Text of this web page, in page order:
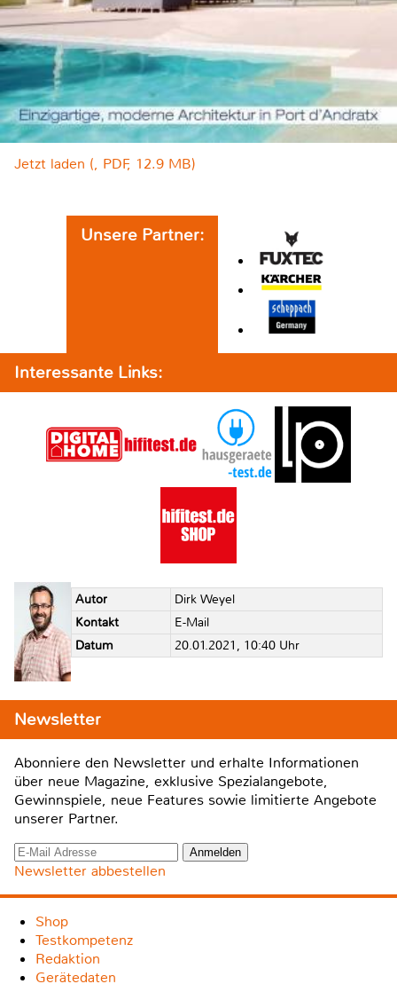
Jetzt laden (, PDF, 12.9 MB)
Unsere Partner:
Interessante Links:
Autor
Dirk Weyel
Kontakt
E-Mail
Datum
20.01.2021, 10:40 Uhr
Newsletter
Abonniere den Newsletter und erhalte Informationen
über neue Magazine, exklusive Spezialangebote,
Gewinnspiele, neue Features sowie limitierte Angebote
unserer Partner.
Newsletter abbestellen
Shop
Testkompetenz
Redaktion
Gerätedaten